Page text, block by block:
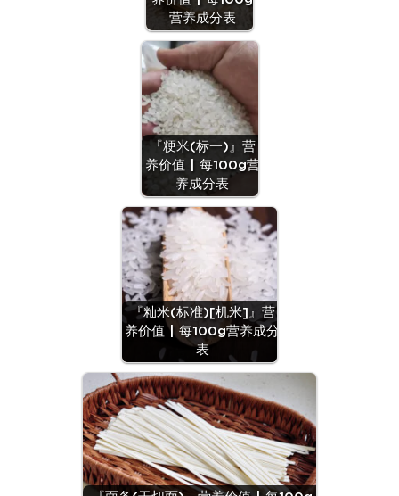
营养成分表
『粳米(标一)』营
养价值 | 每100g营
养成分表
『籼米(标准)[机米]』营
养价值 | 每100g营养成分
表